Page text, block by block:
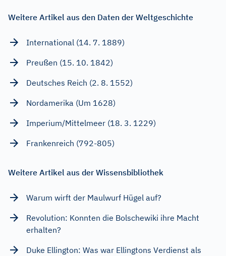
Weitere Artikel aus den Daten der Weltgeschichte
International (14. 7. 1889)
Preußen (15. 10. 1842)
Deutsches Reich (2. 8. 1552)
Nordamerika (Um 1628)
Imperium/Mittelmeer (18. 3. 1229)
Frankenreich (792-805)
Weitere Artikel aus der Wissensbibliothek
Warum wirft der Maulwurf Hügel auf?
Revolution: Konnten die Bolschewiki ihre Macht
erhalten?
Duke Ellington: Was war Ellingtons Verdienst als